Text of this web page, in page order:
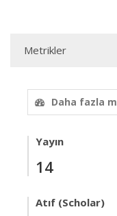
Metrikler
Daha fazla
Yayın
14
Atıf (Scholar)